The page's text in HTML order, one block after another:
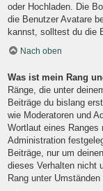
oder Hochladen. Die
die Benutzer Avatare
kannst, solltest du die
Nach oben
Was ist mein Rang
Ränge, die unter
Beiträge du bislang
wie Moderatoren und
Wortlaut eines Ranges
Administration
Beiträge, nur um
dieses Verhalten nicht
Rang unter